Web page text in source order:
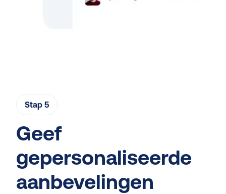
Stap 5
Geef
gepersonaliseerde
aanbevelingen